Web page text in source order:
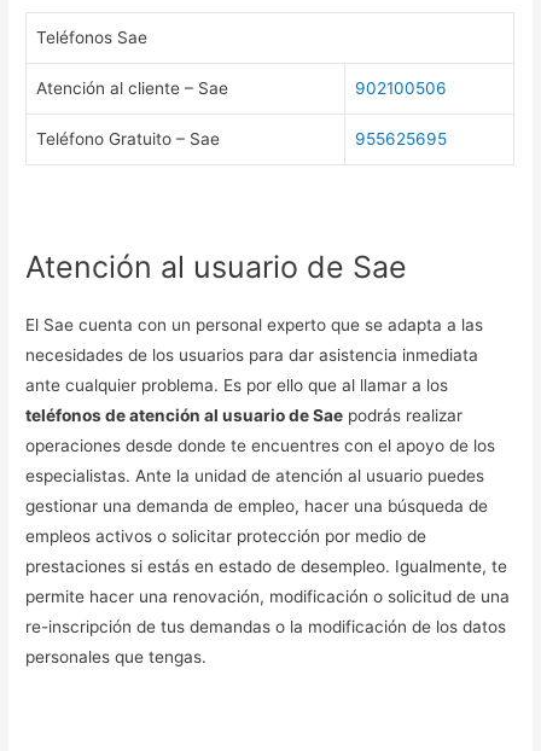
Teléfonos Sae
Atención al cliente – Sae 902100506
Teléfono Gratuito – Sae 955625695
Atención al usuario de Sae
El Sae cuenta con un personal experto que se adapta a las
necesidades de los usuarios para dar asistencia inmediata
ante cualquier problema. Es por ello que al llamar a los
teléfonos de atención al usuario de Sae podrás realizar
operaciones desde donde te encuentres con el apoyo de los
especialistas. Ante la unidad de atención al usuario puedes
gestionar una demanda de empleo, hacer una búsqueda de
empleos activos o solicitar protección por medio de
prestaciones si estás en estado de desempleo. Igualmente, te
permite hacer una renovación, modificación o solicitud de una
re-inscripción de tus demandas o la modificación de los datos
personales que tengas.